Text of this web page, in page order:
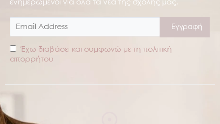
ενημερωμένοι για όλα τα νέα της σχολής μας.
Έχω διαβάσει και συμφωνώ με τη πολιτική
απορρήτου